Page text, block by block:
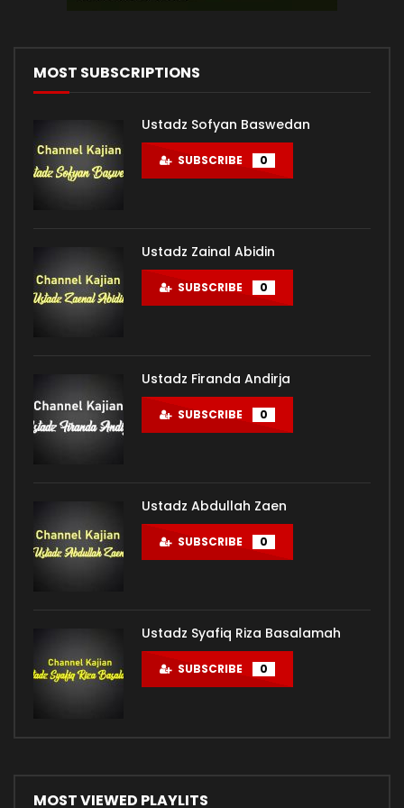
MOST SUBSCRIPTIONS
Ustadz Sofyan Baswedan
SUBSCRIBE 0
Ustadz Zainal Abidin
SUBSCRIBE 0
Ustadz Firanda Andirja
SUBSCRIBE 0
Ustadz Abdullah Zaen
SUBSCRIBE 0
Ustadz Syafiq Riza Basalamah
SUBSCRIBE 0
MOST VIEWED PLAYLITS